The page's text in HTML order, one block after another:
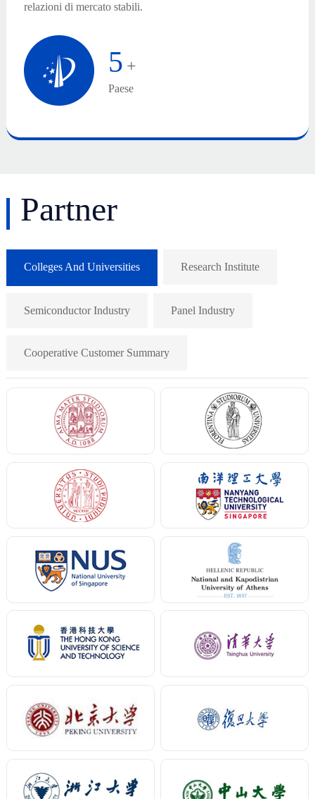
relazioni di mercato stabili.
5 +
Paese
Partner
Colleges And Universities Research Institute
Semiconductor Industry Panel Industry
Cooperative Customer Summary